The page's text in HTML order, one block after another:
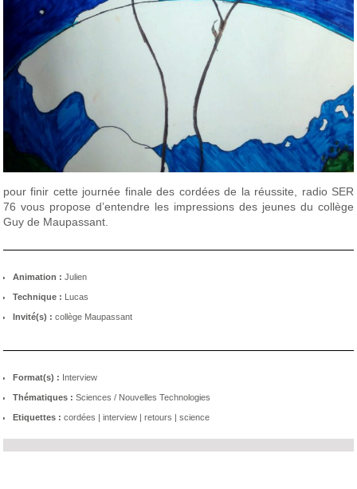
pour finir cette journée finale des cordées de la réussite, radio SER
76 vous propose d’entendre les impressions des jeunes du collège
Guy de Maupassant.
Animation : Julien
Technique : Lucas
Invité(s) : collège Maupassant
Format(s) : Interview
Thématiques : Sciences / Nouvelles Technologies
Etiquettes : cordées | interview | retours | science